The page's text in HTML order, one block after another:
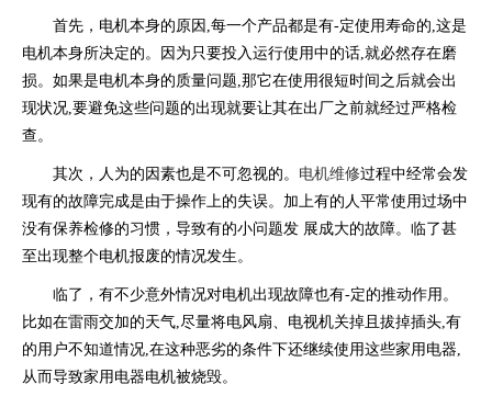
首先，电机本身的原因,每一个产品都是有-定使用寿命的,这是
电机本身所决定的。因为只要投入运行使用中的话,就必然存在磨
损。如果是电机本身的质量问题,那它在使用很短时间之后就会出
现状况,要避免这些问题的出现就要让其在出厂之前就经过严格检
查。
其次，人为的因素也是不可忽视的。 电机维修过程中经常会发
现有的故障完成是由于操作上的失误。加上有的人平常使用过场中
没有保养检修的习惯，导致有的小问题发 展成大的故障。临了甚
至出现整个电机报废的情况发生。
临了，有不少意外情况对电机出现故障也有-定的推动作用。
比如在雷雨交加的天气,尽量将电风扇、电视机关掉且拔掉插头,有
的用户不知道情况,在这种恶劣的条件下还继续使用这些家用电器,
从而导致家用电器电机被烧毁。